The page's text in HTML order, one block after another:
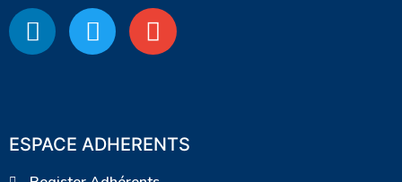
ESPACE ADHERENTS